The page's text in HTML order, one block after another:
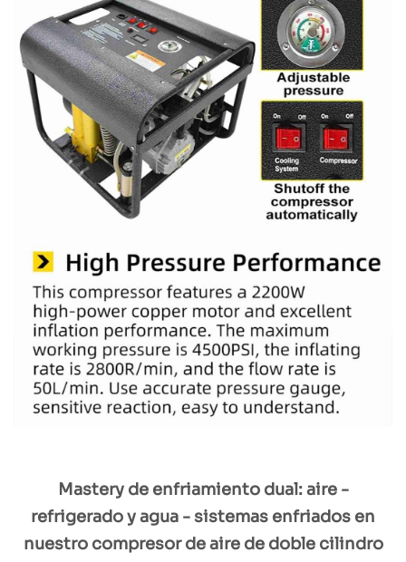
Mastery de enfriamiento dual: aire -
refrigerado y agua - sistemas enfriados en
nuestro compresor de aire de doble cilindro